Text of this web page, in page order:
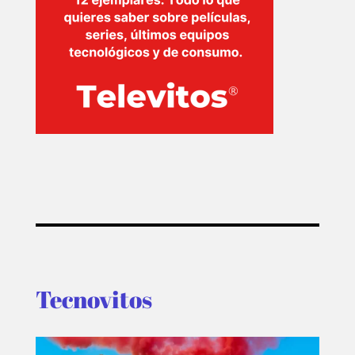
PELICULAS
SERIES
TECNOVITOS
Tecnovitos